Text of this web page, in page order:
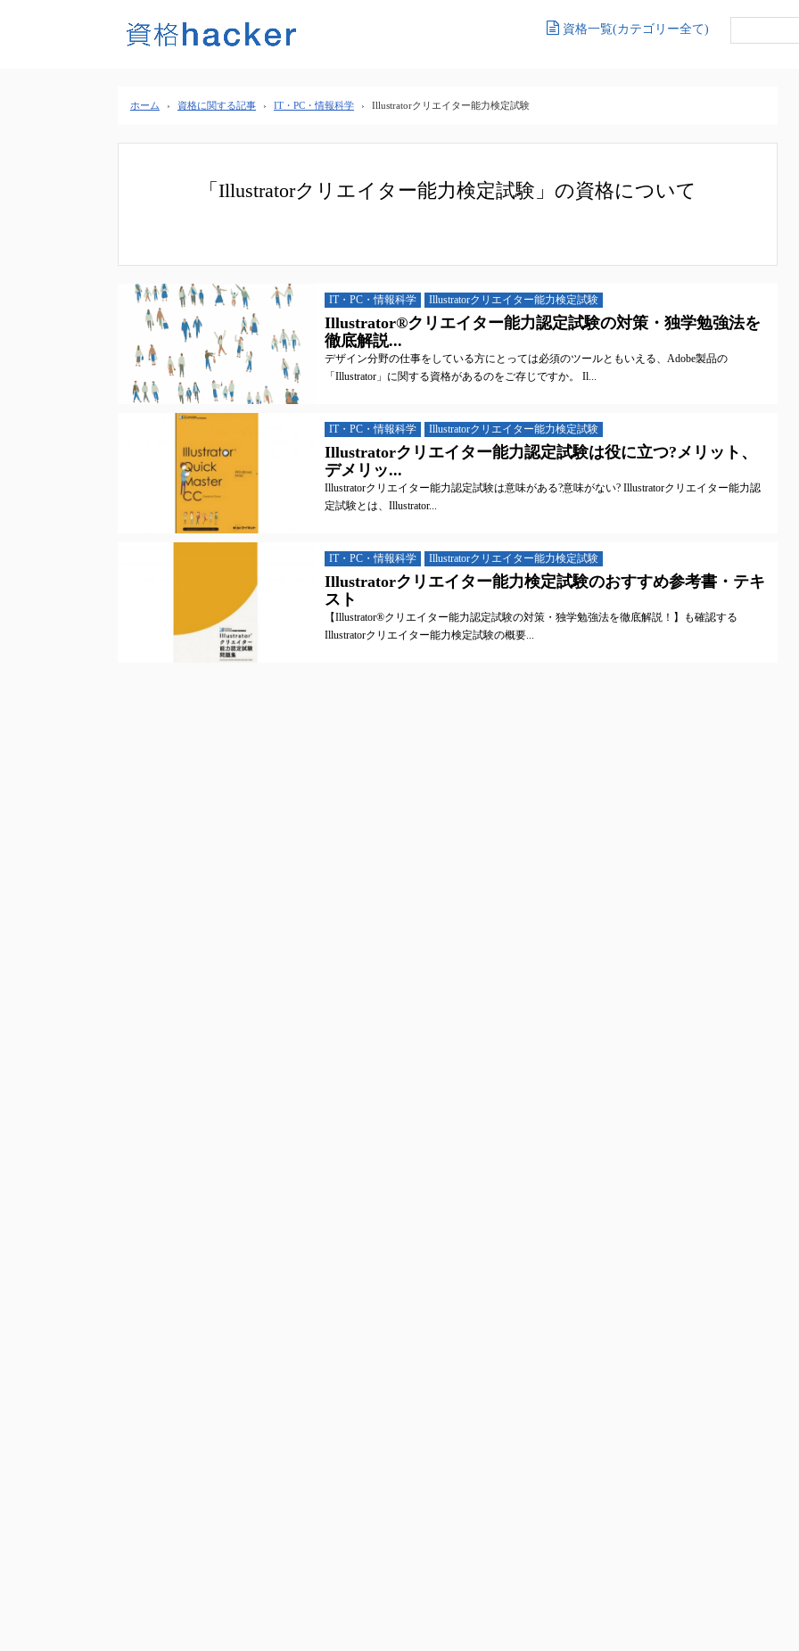
資格一覧(カテゴリー全て)
ホーム › 資格に関する記事 › IT・PC・情報科学 › Illustratorクリエイター能力検定試験
「Illustratorクリエイター能力検定試験」の資格について
IT・PC・情報科学 Illustratorクリエイター能力検定試験
Illustrator®クリエイター能力認定試験の対策・独学勉強法を
徹底解説...
デザイン分野の仕事をしている方にとっては必須のツールともいえる、Adobe製品の
「Illustrator」に関する資格があるのをご存じですか。 Il...
IT・PC・情報科学 Illustratorクリエイター能力検定試験
Illustratorクリエイター能力認定試験は役に立つ?メリット、
デメリッ...
Illustratorクリエイター能力認定試験は意味がある?意味がない? Illustratorクリエイター能力認
定試験とは、Illustrator...
IT・PC・情報科学 Illustratorクリエイター能力検定試験
Illustratorクリエイター能力検定試験のおすすめ参考書・テキ
スト
【Illustrator®クリエイター能力認定試験の対策・独学勉強法を徹底解説！】も確認する
Illustratorクリエイター能力検定試験の概要...